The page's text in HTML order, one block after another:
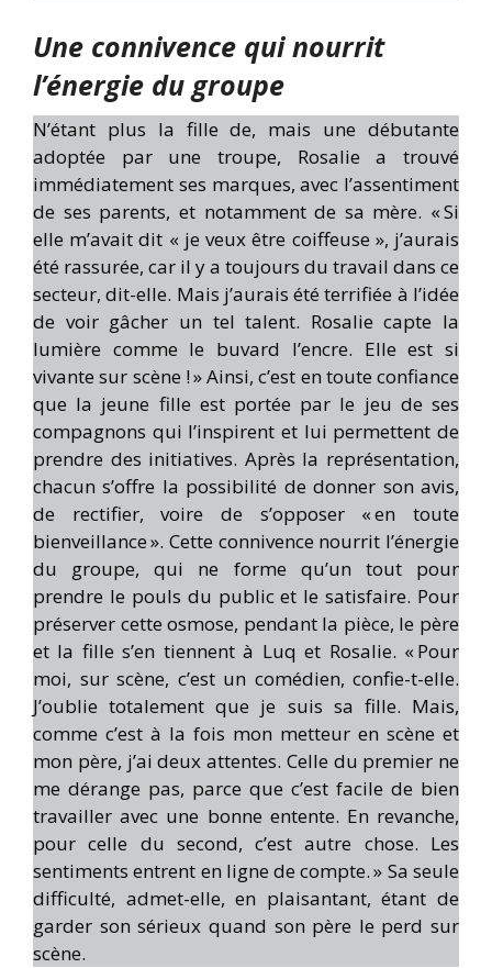
Une connivence qui nourrit
l’énergie du groupe
N’étant plus la fille de, mais une débutante
adoptée par une troupe, Rosalie a trouvé
immédiatement ses marques, avec l’assentiment
de ses parents, et notamment de sa mère. « Si
elle m’avait dit « je veux être coiffeuse », j’aurais
été rassurée, car il y a toujours du travail dans ce
secteur, dit-elle. Mais j’aurais été terrifiée à l’idée
de voir gâcher un tel talent. Rosalie capte la
lumière comme le buvard l’encre. Elle est si
vivante sur scène ! » Ainsi, c’est en toute confiance
que la jeune fille est portée par le jeu de ses
compagnons qui l’inspirent et lui permettent de
prendre des initiatives. Après la représentation,
chacun s’offre la possibilité de donner son avis,
de rectifier, voire de s’opposer « en toute
bienveillance ». Cette connivence nourrit l’énergie
du groupe, qui ne forme qu’un tout pour
prendre le pouls du public et le satisfaire. Pour
préserver cette osmose, pendant la pièce, le père
et la fille s’en tiennent à Luq et Rosalie. « Pour
moi, sur scène, c’est un comédien, confie-t-elle.
J’oublie totalement que je suis sa fille. Mais,
comme c’est à la fois mon metteur en scène et
mon père, j’ai deux attentes. Celle du premier ne
me dérange pas, parce que c’est facile de bien
travailler avec une bonne entente. En revanche,
pour celle du second, c’est autre chose. Les
sentiments entrent en ligne de compte. » Sa seule
difficulté, admet-elle, en plaisantant, étant de
garder son sérieux quand son père le perd sur
scène.